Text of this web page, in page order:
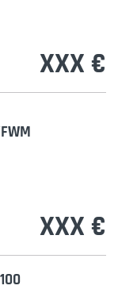
XXX €
XXX €